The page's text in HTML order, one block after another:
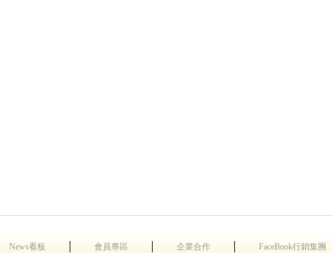
News看板 會員專區 企業合作 FaceBook行銷集團